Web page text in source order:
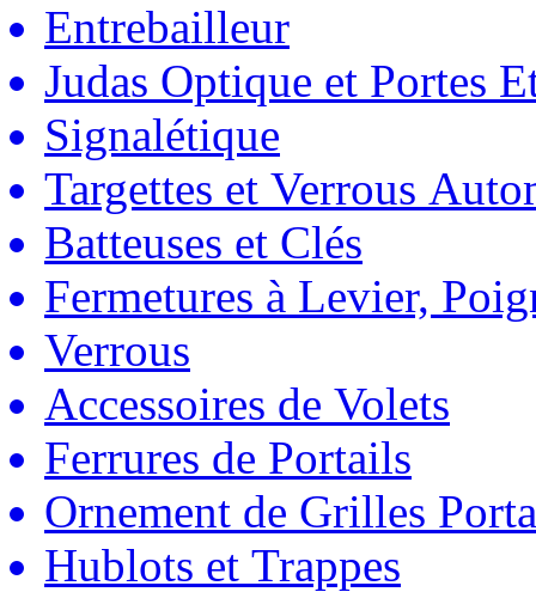
Entrebailleur
Judas Optique et Portes
Signalétique
Targettes et Verrous
Batteuses et Clés
Fermetures à Levier,
Verrous
Accessoires de Volets
Ferrures de Portails
Ornement de Grilles
Hublots et Trappes